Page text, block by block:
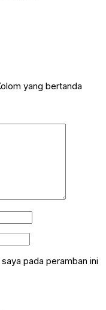
yang bertanda
pada peramban ini